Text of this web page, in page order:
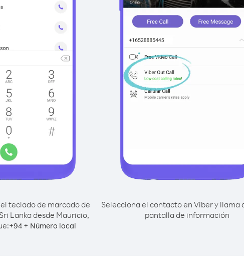
teclado de marcado de
Lanka desde Mauricio,
+94 + Número local
Selecciona el contacto en Viber y llama
pantalla de información